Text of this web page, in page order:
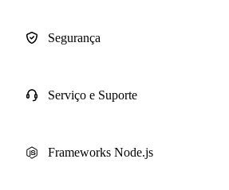
Segurança
Serviço e Suporte
Frameworks Node.js